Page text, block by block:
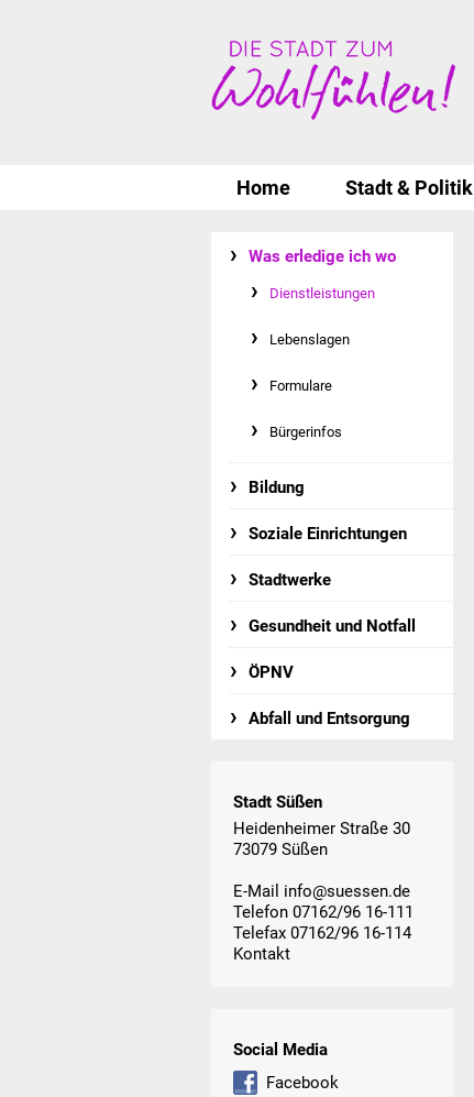
Home Stadt & Politik
Was erledige ich wo
Dienstleistungen
Lebenslagen
Formulare
Bürgerinfos
Bildung
Soziale Einrichtungen
Stadtwerke
Gesundheit und Notfall
ÖPNV
Abfall und Entsorgung
Stadt Süßen
Heidenheimer Straße 30
73079 Süßen
E-Mail info@suessen.de
Telefon 07162/96 16-111
Telefax 07162/96 16-114
Kontakt
Social Media
Facebook